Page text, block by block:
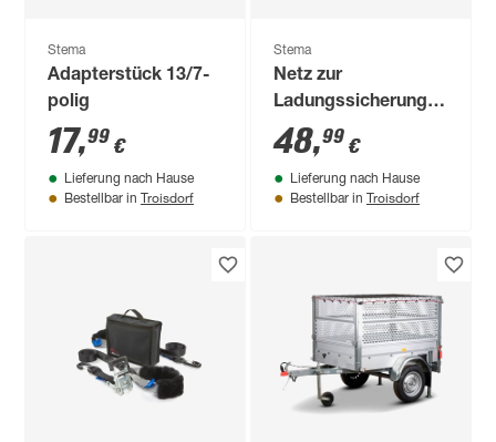
Stema
Adapterstück 13/7-
polig
17,99 €
Lieferung nach Hause
Bestellbar in Troisdorf
Stema
Netz zur
Ladungssicherung
bis 2,50 m
Kastenlänge 250 x
130 cm
48,99 €
Lieferung nach Hause
Bestellbar in Troisdorf